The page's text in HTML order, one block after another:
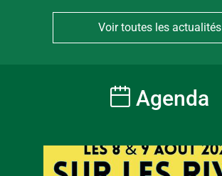
Voir toutes les actualités
Agenda